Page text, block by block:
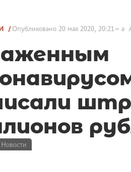
Опубликовано 20 мая 2020, 20:21 a